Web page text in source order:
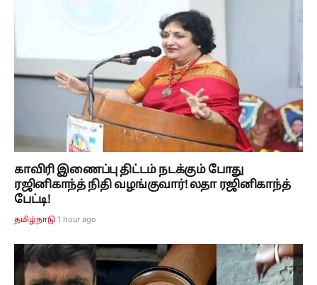
காவிரி இணைப்பு திட்டம் நடக்கும் போது
ரஜினிகாந்த் நிதி வழங்குவார்! லதா ரஜினிகாந்த்
பேட்டி!
தமிழ்நாடு 1 hour ago